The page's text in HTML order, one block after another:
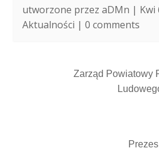
utworzone przezaDMn | Kwi
Aktualności |0 comments
Zarząd Powiatowy